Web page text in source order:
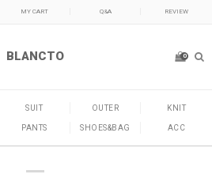
MY CART Q&A REVIEW
BLANCTO 0
SUIT OUTER KNIT
PANTS SHOES&BAG ACC